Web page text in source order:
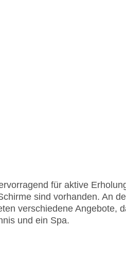
für aktive
sind vorhanden. An
verschiedene Angebote,
und ein Spa.